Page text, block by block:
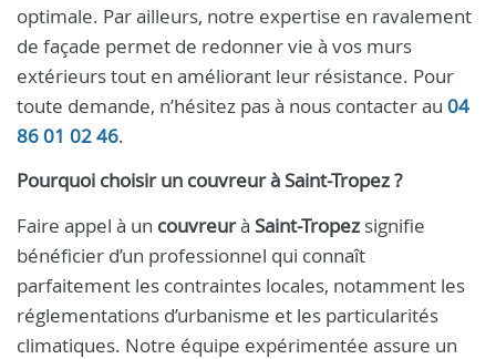
optimale. Par ailleurs, notre expertise en ravalement
de façade permet de redonner vie à vos murs
extérieurs tout en améliorant leur résistance. Pour
toute demande, n’hésitez pas à nous contacter au 04
86 01 02 46.
Pourquoi choisir un couvreuràSaint-Tropez?
Faire appel à un couvreurà Saint-Tropez signifie
bénéficier d’un professionnel qui connaît
parfaitement les contraintes locales, notamment les
réglementations d’urbanisme et les particularités
climatiques. Notre équipe expérimentée assure un